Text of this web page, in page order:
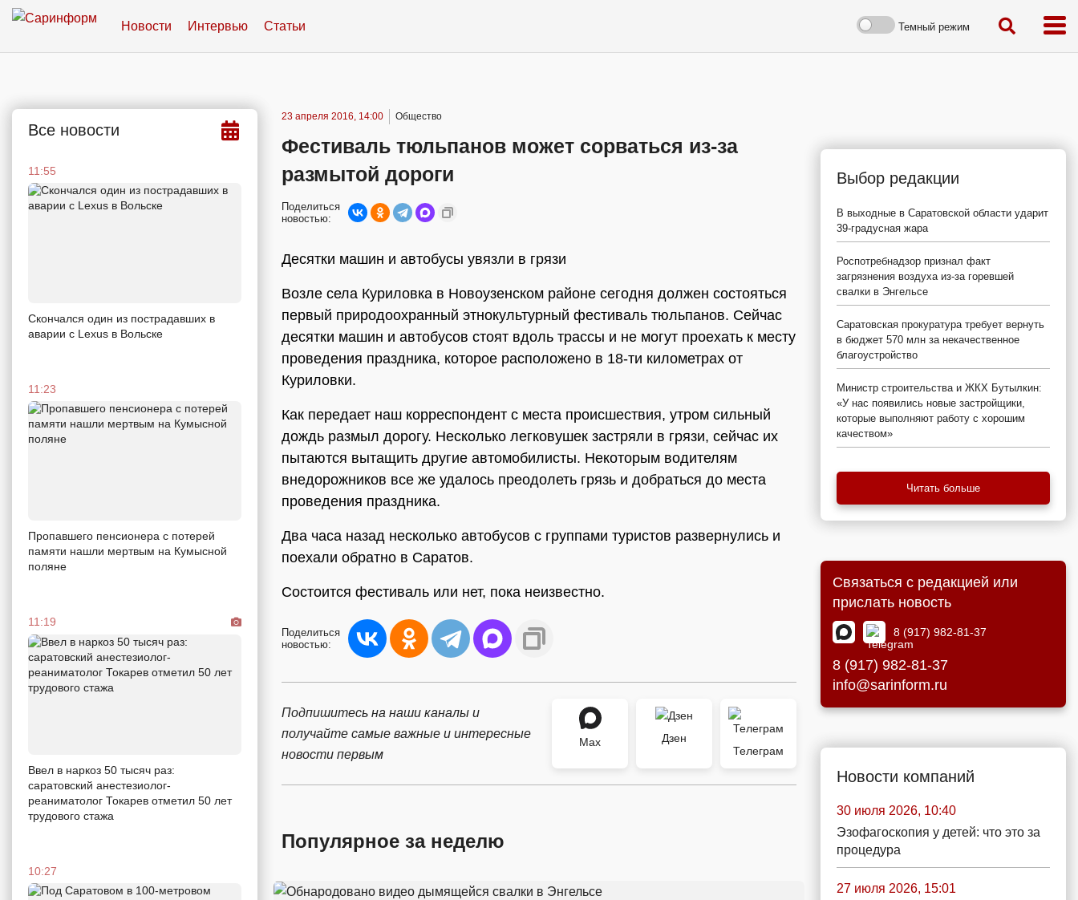
Новости Интервью Статьи Темный режим
Все новости
11:55
Скончался один из пострадавших в
аварии c Lexus в Вольске
11:23
Пропавшего пенсионера с потерей
памяти нашли мертвым на Кумысной
поляне
11:19
Ввел в наркоз 50 тысяч раз:
саратовский анестезиолог-
реаниматолог Токарев отметил 50 лет
трудового стажа
10:27
23 апреля 2016, 14:00 Общество
Фестиваль тюльпанов может сорваться из-за
размытой дороги
Поделиться
новостью:
Десятки машин и автобусы увязли в грязи
Возле села Куриловка в Новоузенском районе сегодня должен состояться
первый природоохранный этнокультурный фестиваль тюльпанов. Сейчас
десятки машин и автобусов стоят вдоль трассы и не могут проехать к месту
проведения праздника, которое расположено в 18-ти километрах от
Куриловки.
Как передает наш корреспондент с места происшествия, утром сильный
дождь размыл дорогу. Несколько легковушек застряли в грязи, сейчас их
пытаются вытащить другие автомобилисты. Некоторым водителям
внедорожников все же удалось преодолеть грязь и добраться до места
проведения праздника.
Два часа назад несколько автобусов с группами туристов развернулись и
поехали обратно в Саратов.
Состоится фестиваль или нет, пока неизвестно.
Поделиться
новостью:
Подпишитесь на наши каналы и
получайте самые важные и интересные
новости первым
Max
Дзен
Телеграм
Популярное за неделю
Выбор редакции
В выходные в Саратовской области ударит
39-градусная жара
Роспотребнадзор признал факт
загрязнения воздуха из-за горевшей
свалки в Энгельсе
Саратовская прокуратура требует вернуть
в бюджет 570 млн за некачественное
благоустройство
Министр строительства и ЖКХ Бутылкин:
«У нас появились новые застройщики,
которые выполняют работу с хорошим
качеством»
Читать больше
Связаться с редакцией или
прислать новость
8 (917) 982-81-37
8 (917) 982-81-37
info@sarinform.ru
Новости компаний
30 июля 2026, 10:40
Эзофагоскопия у детей: что это за
процедура
27 июля 2026, 15:01